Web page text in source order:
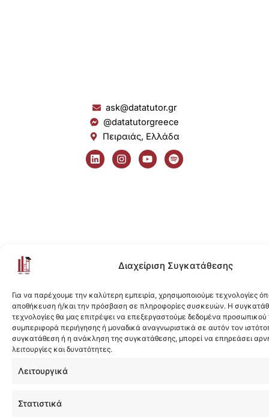
Διαχείριση Συγκατάθεσης
Για να παρέχουμε την καλύτερη εμπειρία, χρησιμοποιούμε τεχνολογίες
αποθήκευση ή/και την πρόσβαση σε πληροφορίες συσκευών. Η
τεχνολογίες θα μας επιτρέψει να επεξεργαστούμε δεδομένα
συμπεριφορά περιήγησης ή μοναδικά αναγνωριστικά σε αυτόν τον
συγκατάθεση ή η ανάκληση της συγκατάθεσης, μπορεί να επηρεάσει
λειτουργίες και δυνατότητες.
Λειτουργικά
Στατιστικά
ask@datatutor.gr
@datatutorgreece
Πειραιάς, Ελλάδα
L
i
n
I
n
s
Y
o
u
S
p
o